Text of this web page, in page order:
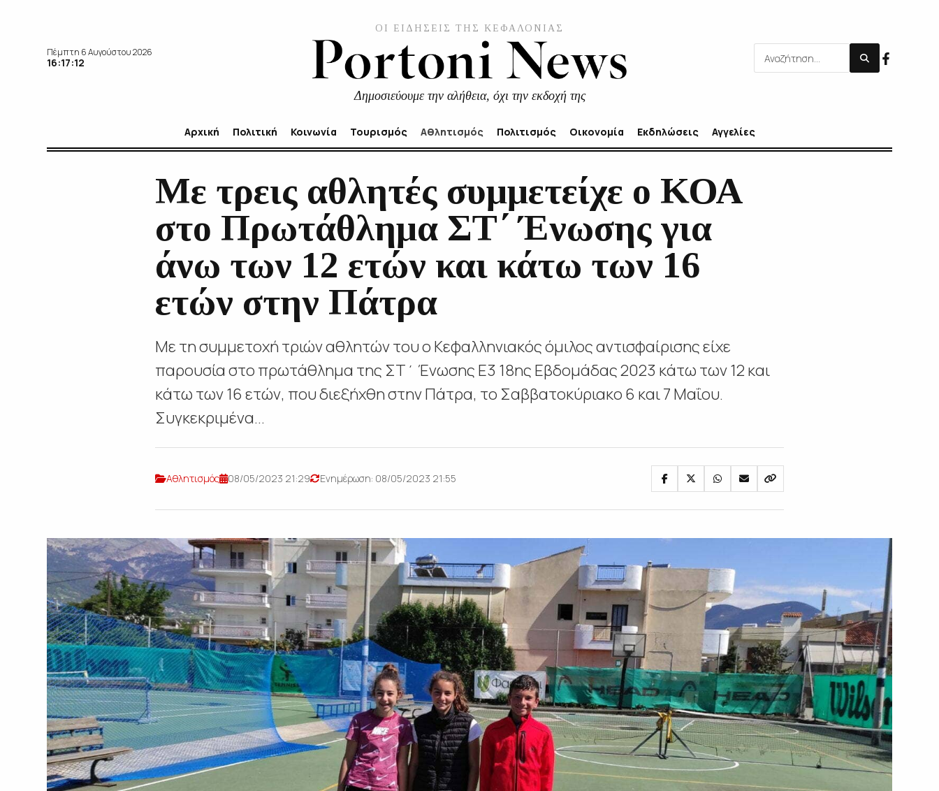
Πέμπτη 6 Αυγούστου 2026
16:17:14
ΟΙ ΕΙΔΗΣΕΙΣ ΤΗΣ ΚΕΦΑΛΟΝΙΑΣ
Δημοσιεύουμε την αλήθεια, όχι την εκδοχή της
Αρχική Πολιτική Κοινωνία Τουρισμός Αθλητισμός Πολιτισμός Οικονομία Εκδηλώσεις Αγγελίες
Με τρεις αθλητές συμμετείχε ο ΚΟΑ
στο Πρωτάθλημα ΣΤ΄ Ένωσης για
άνω των 12 ετών και κάτω των 16
ετών στην Πάτρα
Με τη συμμετοχή τριών αθλητών του ο Κεφαλληνιακός όμιλος αντισφαίρισης είχε
παρουσία στο πρωτάθλημα της ΣΤ΄ Ένωσης Ε3 18ης Εβδομάδας 2023 κάτω των 12 και
κάτω των 16 ετών, που διεξήχθη στην Πάτρα, το Σαββατοκύριακο 6 και 7 Μαΐου.
Συγκεκριμένα...
Αθλητισμός 08/05/2023 21:29 Ενημέρωση: 08/05/2023 21:55